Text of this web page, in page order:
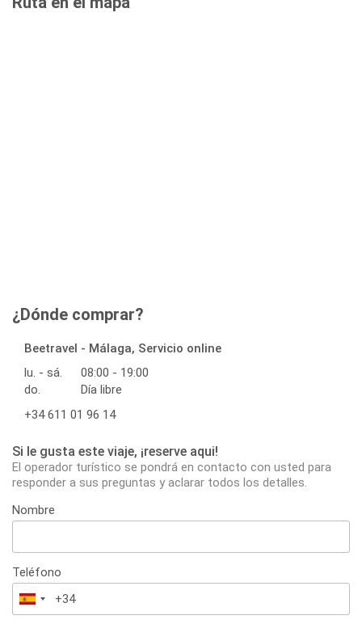
¿Dónde comprar?
Beetravel - Málaga, Servicio online
lu. - sá.
08:00 - 19:00
do.
Día libre
+34 611 01 96 14
Si le gusta este viaje, ¡reserve aqui!
El operador turístico se pondrá en contacto con usted para
responder a sus preguntas y aclarar todos los detalles.
Nombre
Teléfono
España
+34